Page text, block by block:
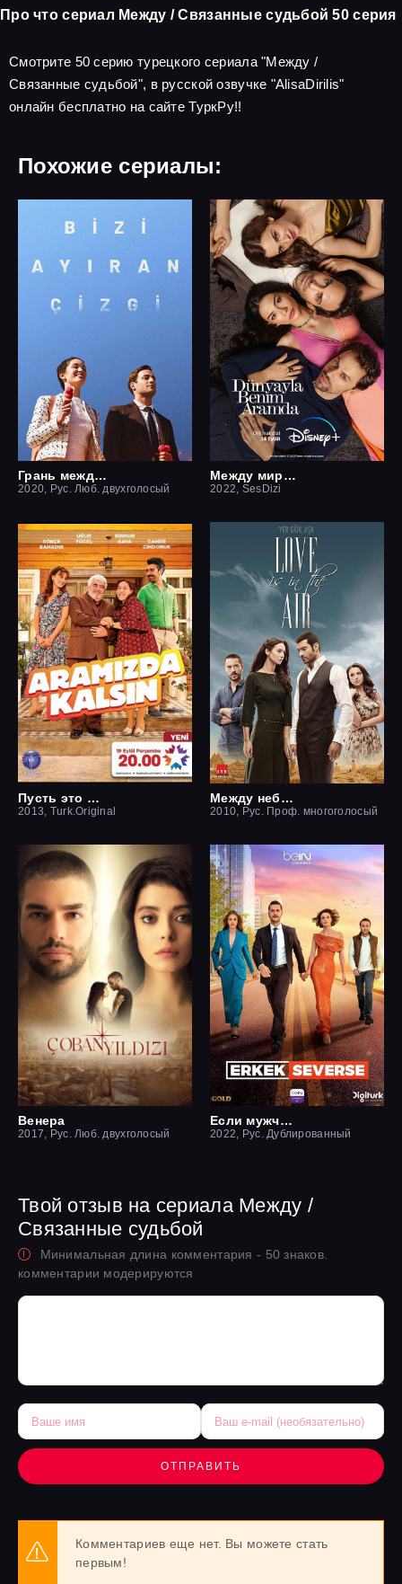
Про что сериал Между / Связанные судьбой 50 серия
Смотрите 50 серию турецкого сериала "Между /
Связанные судьбой", в русской озвучке "AlisaDirilis"
онлайн бесплатно на сайте ТуркРу!!
Похожие сериалы:
Грань между нами
2020, Рус. Люб. двухголосый
Между миром и мной
2022, SesDizi
Пусть это останется между нами
2013, Turk.Original
Между небом и землей / Небесная любовь
2010, Рус. Проф. многоголосый
Венера
2017, Рус. Люб. двухголосый
Если мужчина влюблен
2022, Рус. Дублированный
Твой отзыв на сериала Между /
Связанные судьбой
Минимальная длина комментария - 50 знаков.
комментарии модерируются
ОТПРАВИТЬ
Комментариев еще нет. Вы можете стать
первым!